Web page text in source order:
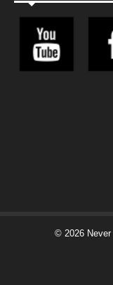
© 2026 Never